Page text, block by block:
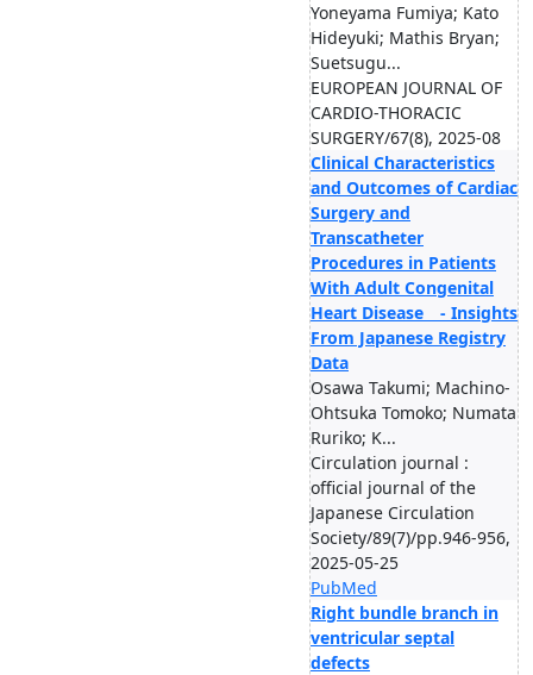
Yoneyama Fumiya; Kato
Hideyuki; Mathis Bryan;
Suetsugu...
EUROPEAN JOURNAL OF
CARDIO-THORACIC
SURGERY/67(8), 2025-08
Clinical Characteristics
and Outcomes of Cardiac
Surgery and
Transcatheter
Procedures in Patients
With Adult Congenital
Heart Disease - Insights
From Japanese Registry
Data
Osawa Takumi; Machino-
Ohtsuka Tomoko; Numata
Ruriko; K...
Circulation journal :
official journal of the
Japanese Circulation
Society/89(7)/pp.946-956,
2025-05-25
PubMed
Right bundle branch in
ventricular septal
defects